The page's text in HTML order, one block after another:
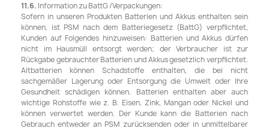
11.6. Information zu BattG /Verpackungen:
Sofern in unseren Produkten Batterien und Akkus enthalten sein
können, ist PSM nach dem Batteriegesetz (BattG) verpflichtet,
Kunden auf Folgendes hinzuweisen: Batterien und Akkus dürfen
nicht im Hausmüll entsorgt werden; der Verbraucher ist zur
Rückgabe gebrauchter Batterien und Akkus gesetzlich verpflichtet.
Altbatterien können Schadstoffe enthalten, die bei nicht
sachgemäßer Lagerung oder Entsorgung die Umwelt oder Ihre
Gesundheit schädigen können. Batterien enthalten aber auch
wichtige Rohstoffe wie z. B. Eisen, Zink, Mangan oder Nickel und
können verwertet werden. Der Kunde kann die Batterien nach
Gebrauch entweder an PSM zurücksenden oder in unmittelbarer